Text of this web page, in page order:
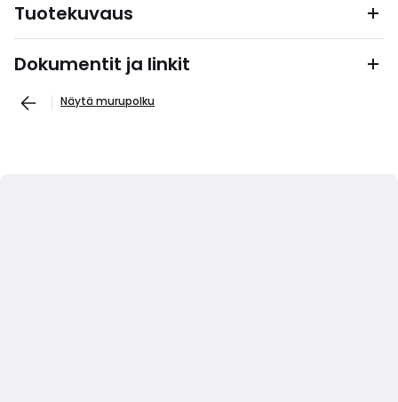
Tuotekuvaus
Dokumentit ja linkit
Näytä murupolku